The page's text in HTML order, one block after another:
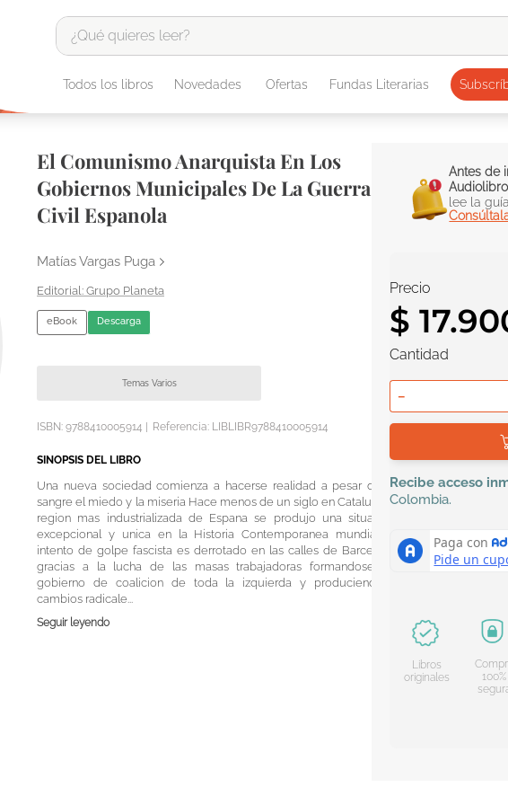
¿Qué quieres leer?
Todos los libros Novedades Ofertas Fundas Literarias
El Comunismo Anarquista En Los
Gobiernos Municipales De La Guerra
Civil Espanola
Matías Vargas Puga
Grupo Planeta
eBook Descarga
Temas Varios
ISBN: 9788410005914 Referencia: LIBLIBR9788410005914
SINOPSIS DEL LIBRO
Una nueva sociedad comienza a hacerse realidad a pesar de la
sangre el miedo y la miseria Hace menos de un siglo en Cataluna la
region mas industrializada de Espana se produjo una situacion
excepcional y unica en la Historia Contemporanea mundial el
intento de golpe fascista es derrotado en las calles de Barcelona
gracias a la lucha de las masas trabajadoras formandose un
gobierno de coalicion de toda la izquierda y produciendose
cambios radicale...
Seguir leyendo
Antes de
lee la
Precio
$ 17.
Cantidad
－
Recibe acceso
Colombia.
Libros
originales
100%
TÉRMINOS MÁS BUSCADOS
3.
harry potter
4.
iliada
edición especial
6.
divina comedia
7.
tarot
1984
el cielo selva